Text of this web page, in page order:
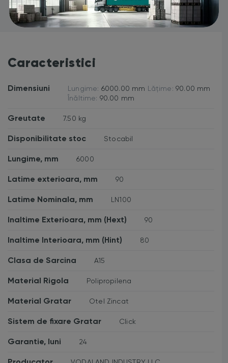
Caracteristici
Dimensiuni Lungime: 6000.00 mm Lățime: 90.00 mm
Înăltime: 90.00 mm
Greutate 7.50 kg
Disponibilitate stoc Stocabil
Lungime, mm 6000
Latime exterioara, mm 90
Latime Nominala, mm LN100
Inaltime Exterioara, mm (Hext) 90
Inaltime Interioara, mm (Hint) 80
Clasa de Sarcina A15
Material Rigola Polipropilena
Material Gratar Otel Zincat
Sistem de fixare Gratar Click
Garantie, luni 24